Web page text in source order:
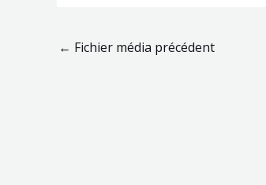
← Fichier média précédent